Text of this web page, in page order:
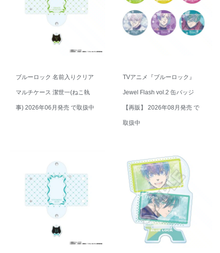
ブルーロック 名前入りクリア
マルチケース 潔世一(ねこ執
事) 2026年06月発売 で取扱中
TVアニメ『ブルーロック』
Jewel Flash vol.2 缶バッジ
【再販】 2026年08月発売 で
取扱中